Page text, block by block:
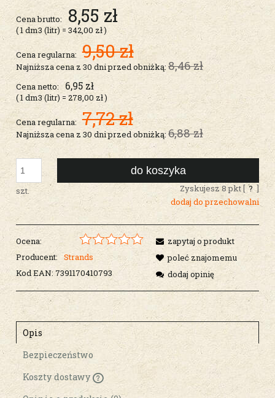
Cena brutto: 8,55 zł
( 1dm3 (litr) = 342,00 zł)
Cena regularna: 9,50 zł
Najniższa cena z 30 dni przed obniżką: 8,46 zł
Cena netto: 6,95 zł
( 1dm3 (litr) = 278,00 zł)
Cena regularna: 7,72 zł
Najniższa cena z 30 dni przed obniżką: 6,88 zł
szt.
do koszyka
Zyskujesz 8pkt [ ? ]
dodaj do przechowalni
Ocena:
Producent:
Strands
Kod EAN: 7391170410793
zapytaj o produkt
poleć znajomemu
dodaj opinię
Opis
Bezpieczeństwo
Koszty dostawy
Cena nie zawiera ewentualnych kosztów